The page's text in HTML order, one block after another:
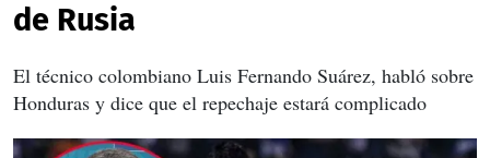
de Rusia
El técnico colombiano Luis Fernando Suárez, habló sobre
Honduras y dice que el repechaje estará complicado